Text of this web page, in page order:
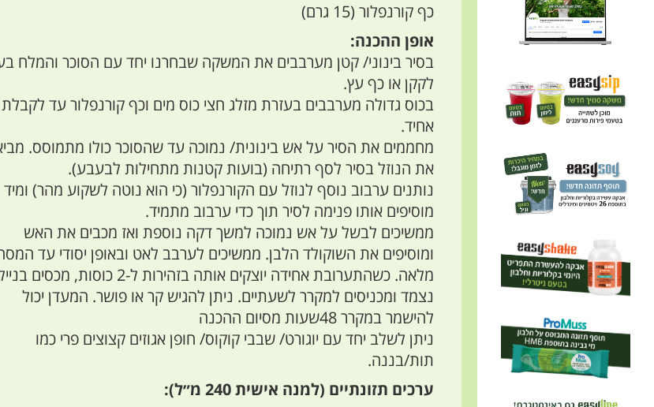
כף קורנפלור (15 גרם)
אופן ההכנה:
בסיר בינוני/ קטן מערבבים את המשקה שבחרנו יחד עם הסוכר והמלח
לקקן או כף עץ.
בכוס גדולה מערבבים בעזרת מזלג חצי כוס מים וכף קורנפלור עד לקבלת
אחיד.
מחממים את הסיר על אש בינונית/ נמוכה עד שהסוכר כולו מתמוסס.
את הנוזל בסיר לסף רתיחה (בועות קטנות מתחילות לבעבע).
נותנים ערבוב נוסף לנוזל עם הקורנפלור (כי הוא נוטה לשקוע מהר) ומיד
מוסיפים אותו פנימה לסיר תוך כדי ערבוב מתמיד.
ממשיכים לבשל על אש נמוכה למשך דקה נוספת ואז מכבים את האש
ומוסיפים את השוקולד הלבן. ממשיכים לערבב לאט ובאופן יסודי עד
מלאה. כשהתערובת אחידה יוצקים אותה בזהירות ל-2 כוסות, מכסים
נצמד ומכניסים למקרר לשעתיים. ניתן להגיש קר או פושר. המעדן יכול
להישמר במקרר 48שעות מסיום ההכנה
ניתן לשלב יחד עם יוגורט/ שבבי קוקוס/ חופן אגוזים קצוצים פרי כמו
תות/בננה.
ערכים תזונתיים (למנה אישית 240 מ״ל):